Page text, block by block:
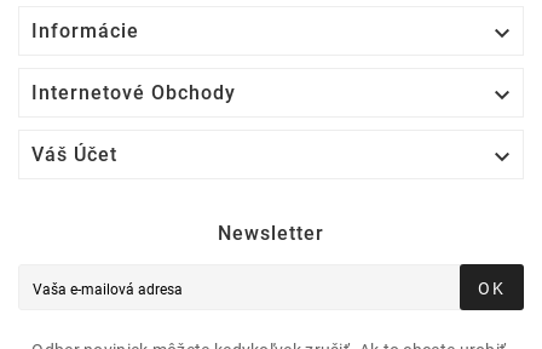
Informácie 
Internetové Obchody 
Váš Účet 
Newsletter
OK